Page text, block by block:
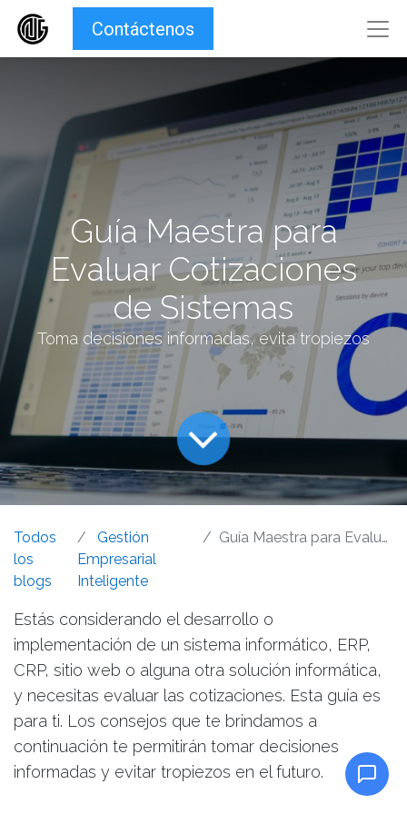
Contáctenos
Guía Maestra para
Evaluar Cotizaciones
de Sistemas
Toma decisiones informadas, evita tropiezos
Todos
los
blogs
Gestión
Empresarial
Inteligente
Guía Maestra para Evaluar Cotizaciones de Sistemas
Estás considerando el desarrollo o
implementación de un sistema informático, ERP,
CRP, sitio web o alguna otra solución informática,
y necesitas evaluar las cotizaciones. Esta guía es
para ti. Los consejos que te brindamos a
continuación te permitirán tomar decisiones
informadas y evitar tropiezos en el futuro.